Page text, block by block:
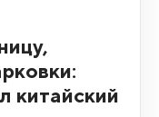
китайский